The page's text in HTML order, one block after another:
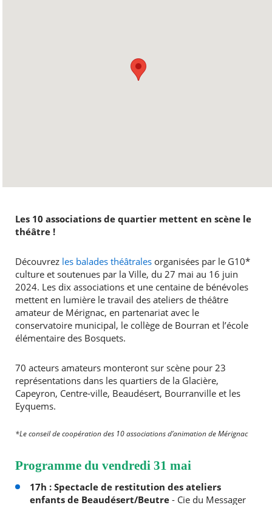
Les 10 associations de quartier mettent en scène le
théâtre !
Découvrez les balades théâtralesorganisées par le G10*
culture et soutenues par la Ville, du 27 mai au 16 juin
2024. Les dix associations et une centaine de bénévoles
mettent en lumière le travail des ateliers de théâtre
amateur de Mérignac, en partenariat avec le
conservatoire municipal, le collège de Bourran et l’école
élémentaire des Bosquets.
70 acteurs amateurs monteront sur scène pour 23
représentations dans les quartiers de la Glacière,
Capeyron, Centre-ville, Beaudésert, Bourranville et les
Eyquems.
*Le conseil de coopération des 10 associations d’animation de Mérignac
Programme du vendredi 31 mai
17h : Spectacle de restitution des ateliers
enfants de Beaudésert/Beutre- Cie du Messager